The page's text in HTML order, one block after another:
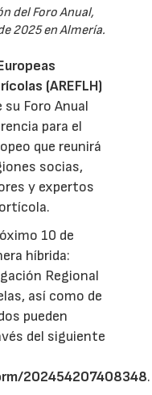
del Foro Anual,
2025 en Almería.
(AREFLH)
su Foro Anual
para el
que reunirá
socias,
y expertos
10 de
híbrida:
Regional
así como de
pueden
del siguiente
202454207408348.